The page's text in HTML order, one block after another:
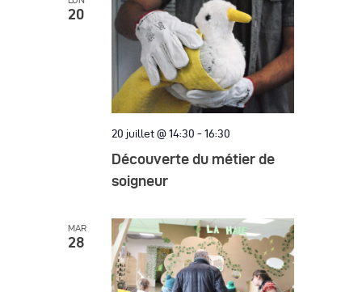
20
20 juillet @ 14:30 - 16:30
Découverte du métier de
soigneur
MAR
28